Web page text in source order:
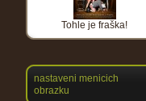
Tohle je fraška!
nastaveni menicich
obrazku